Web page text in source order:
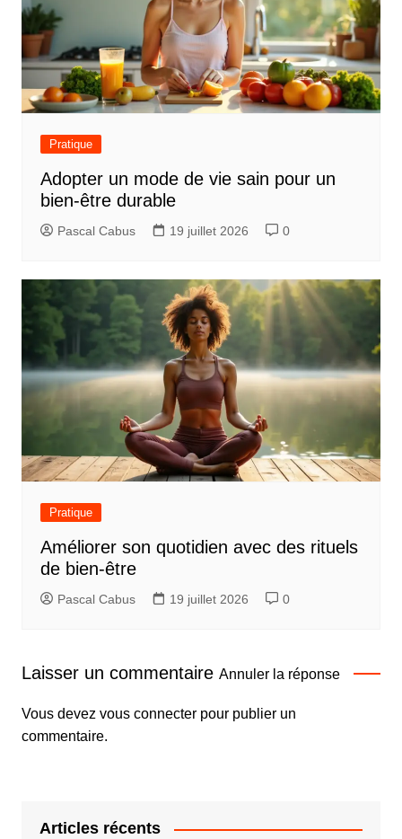
Pratique
Adopter un mode de vie sain pour un
bien-être durable
Pascal Cabus 19 juillet 2026 0
Pratique
Améliorer son quotidien avec des rituels
de bien-être
Pascal Cabus 19 juillet 2026 0
Laisser un commentaire Annuler la réponse
Vous devez vous connecterpour publier un
commentaire.
Articles récents